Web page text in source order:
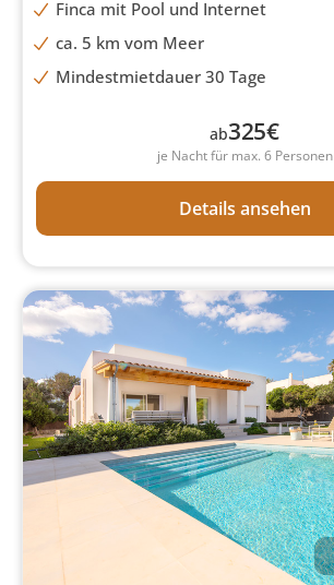
Finca mit Pool und Internet
ca. 5 km vom Meer
Mindestmietdauer 30 Tage
ab325€
je Nacht für max. 6 Personen
Details ansehen